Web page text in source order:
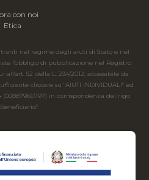
con noi
Etica
nel regime degli aiuti di Stato e nel
l'obbligo di pubblicazione nel Registro
52 della L. 234/2012, accessibile da
cliccare su "AIUTI INDIVIDUALI" ed
in corrispondenza del rigo
Beneficiario".